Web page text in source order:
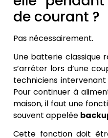
de courant ?
Pas nécessairement.
Une batterie classique
s’arrêter lors d’une
techniciens intervenant
Pour continuer à
maison, il faut une
souvent appelée
Cette fonction doit